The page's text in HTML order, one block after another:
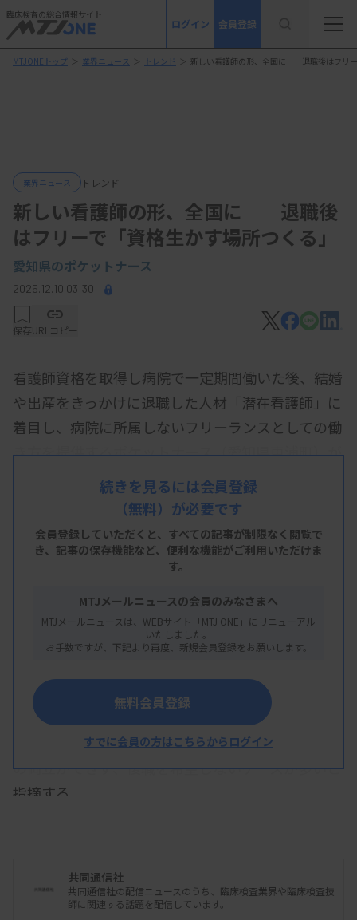
臨床検査の総合情報サイト
ログイン 会員登録
MTJONEトップ ＞ 業界ニュース ＞ トレンド ＞ 新しい看護師の形、全国に 退職後はフリー
業界ニュース トレンド
新しい看護師の形、全国に 退職後
はフリーで「資格生かす場所つくる」
愛知県のポケットナース
2025.12.10 03:30
保存URLコピー
看護師資格を取得し病院で一定期間働いた後、結婚
や出産をきっかけに退職した人材「潜在看護師」に
着目し、病院に所属しないフリーランスとしての働
き方を提供するポケットナース（愛知県東浦町）が
立ち上がった。代表の中嶋美世子さん（47）は「せ
っかく頑張って手にした資格を生かす場所をつくり
たい」と、全国への普及を目指す。
厚生労働省によると、潜在看護職員は2018年末時点
査では、23年度の正規雇用看護職員の離職率は
退職したいと考える理由は、結婚や転居といったラ
イフイベントのほか、健康上の理由や勤務時間の長
さが目立つ。中嶋さんは、特に出産後、育児と夜勤
の両立ができず、復職を希望しないケースが多いと
指摘する。
ンで自宅療養者や介護者の相談に乗ったりするも
の。スポットで働きたい看護師には、履歴書の書き
続きを見るには会員登録
（無料）が必要です
会員登録していただくと、すべての記事が制限なく閲覧で
き、 記事の保存機能など、便利な機能がご利用いただけま
す。
MTJメールニュースの会員のみなさまへ
MTJメールニュースは、WEBサイト「MTJ ONE」にリニューアル
いたしました。
お手数ですが、下記より再度、新規会員登録をお願いします。
無料会員登録
すでに会員の方はこちらからログイン
共同通信社
共同通信社の配信ニュースのうち、臨床検査業界や臨床検査技
師に関連する話題を配信しています。